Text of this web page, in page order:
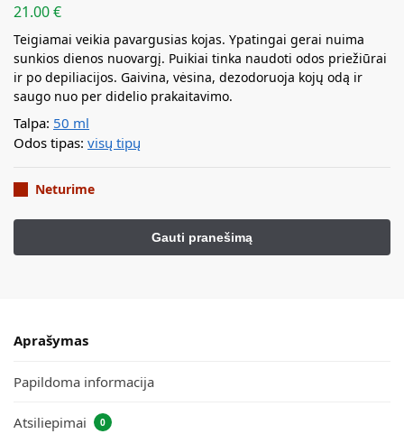
21.00€
Teigiamai veikia pavargusias kojas. Ypatingai gerai nuima
sunkios dienos nuovargį. Puikiai tinka naudoti odos priežiūrai
ir po depiliacijos. Gaivina, vėsina, dezodoruoja kojų odą ir
saugo nuo per didelio prakaitavimo.
Talpa: 50 ml
Odos tipas: visų tipų
Neturime
Aprašymas
Papildoma informacija
Atsiliepimai 0